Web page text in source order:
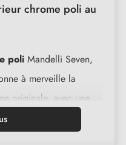
chrome poli au
poli Mandelli Seven,
à merveille la
originale, avec une
du chiffre sept,